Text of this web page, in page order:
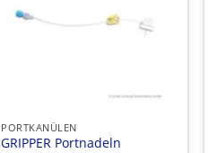
PORTKANÜLEN
GRIPPER Portnadeln